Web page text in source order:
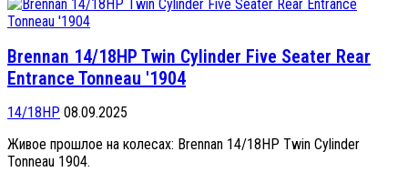
Brennan 14/18HP Twin Cylinder Five Seater Rear
Entrance Tonneau '1904
14/18HP 08.09.2025
Живое прошлое на колесах: Brennan 14/18HP Twin Cylinder
Tonneau 1904.